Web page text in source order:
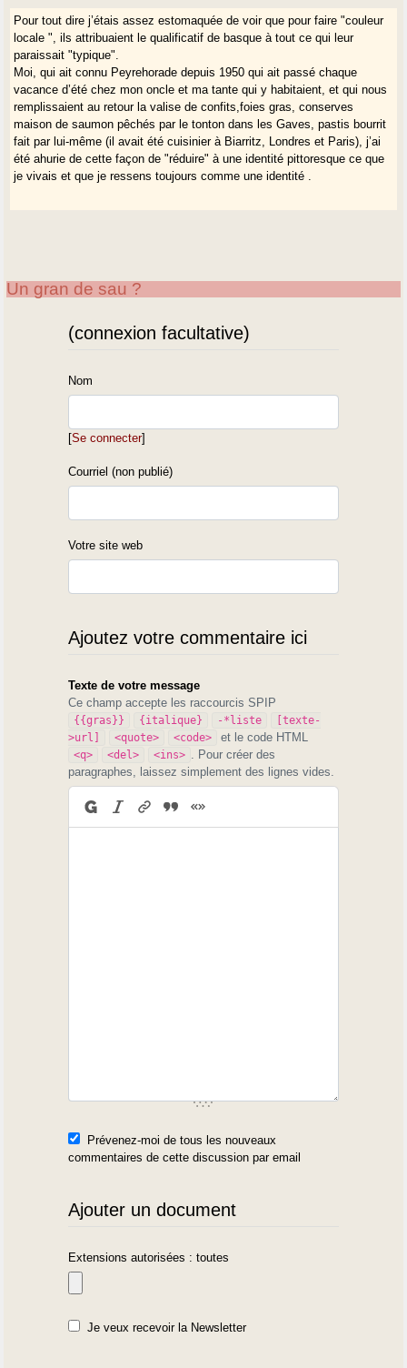
Pour tout dire j’étais assez estomaquée de voir que pour faire "couleur
locale ", ils attribuaient le qualificatif de basque à tout ce qui leur
paraissait "typique".
Moi, qui ait connu Peyrehorade depuis 1950 qui ait passé chaque
vacance d’été chez mon oncle et ma tante qui y habitaient, et qui nous
remplissaient au retour la valise de confits,foies gras, conserves
maison de saumon pêchés par le tonton dans les Gaves, pastis bourrit
fait par lui-même (il avait été cuisinier à Biarritz, Londres et Paris), j’ai
été ahurie de cette façon de "réduire" à une identité pittoresque ce que
je vivais et que je ressens toujours comme une identité .
Un gran de sau ?
(connexion facultative)
Nom
[Se connecter]
Courriel (non publié)
Votre site web
Ajoutez votre commentaire ici
Texte de votre message
Ce champ accepte les raccourcis SPIP
{{gras}} {italique} -*liste
[texte-
>url]
<quote> <code> et le code HTML
<q> <del> <ins> . Pour créer des
paragraphes, laissez simplement des lignes vides.
Prévenez-moi de tous les nouveaux
commentaires de cette discussion par email
Ajouter un document
Extensions autorisées : toutes
Je veux recevoir la Newsletter